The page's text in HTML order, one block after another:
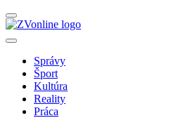
Správy
Šport
Kultúra
Reality
Práca